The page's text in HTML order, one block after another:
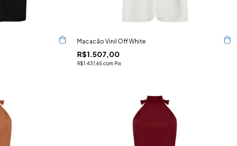
Macacão Vinil Off White
R$1.507,00
R$1.431,65com Pix